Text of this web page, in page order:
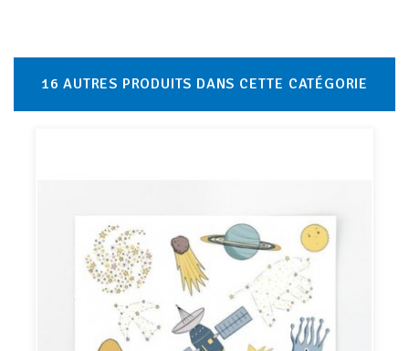
16 AUTRES PRODUITS DANS CETTE CATÉGORIE